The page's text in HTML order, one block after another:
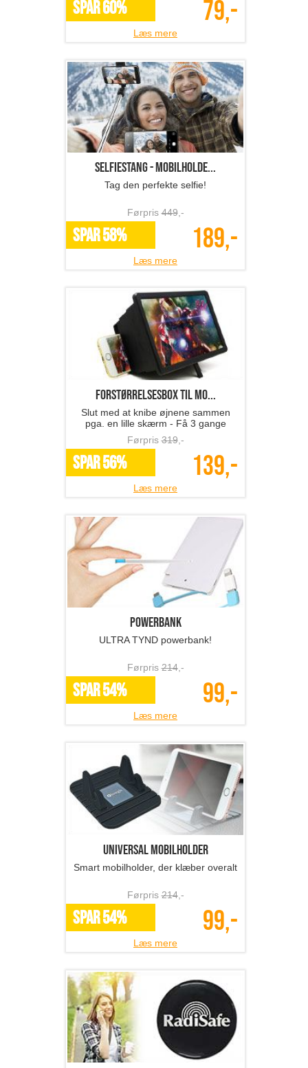
SPAR 60% 79,-
Læs mere
Selfiestang - mobilholde...
Tag den perfekte selfie!
Førpris449,-
SPAR 58% 189,-
Læs mere
Forstørrelsesbox til mo...
Slut med at knibe øjnene sammen
pga. en lille skærm - Få 3 gange
større billede med en
forstørrelsesbox fra The 99
Førpris319,-
SPAR 56% 139,-
Læs mere
Powerbank
ULTRA TYND powerbank!
Førpris214,-
SPAR 54% 99,-
Læs mere
Universal mobilholder
Smart mobilholder, der klæber overalt
Førpris214,-
SPAR 54% 99,-
Læs mere